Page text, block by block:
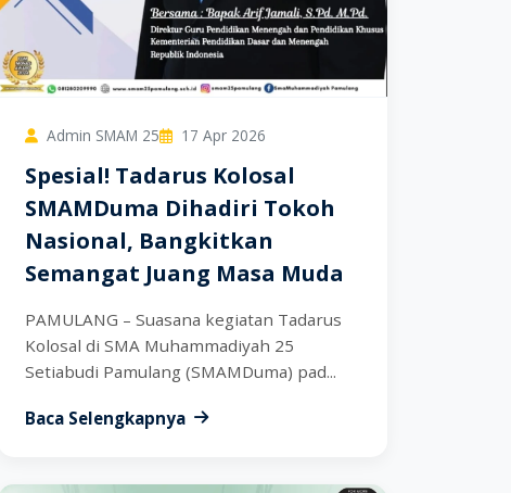
Admin SMAM 25 17 Apr 2026
Spesial! Tadarus Kolosal
SMAMDuma Dihadiri Tokoh
Nasional, Bangkitkan
Semangat Juang Masa Muda
PAMULANG – Suasana kegiatan Tadarus
Kolosal di SMA Muhammadiyah 25
Setiabudi Pamulang (SMAMDuma) pad...
Baca Selengkapnya